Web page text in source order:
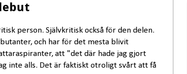
person. Självkritisk också för den delen.
och har för det mesta blivit
att "det där hade jag gjort
inte alls. Det är faktiskt otroligt svårt att få